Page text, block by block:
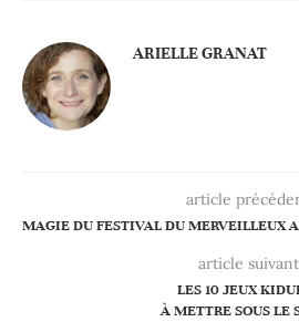
ARIELLE GRANAT
article
MAGIE DU FESTIVAL DU MERVEILLEUX
article suivant
LES 10 JEUX
À METTRE SOUS LE